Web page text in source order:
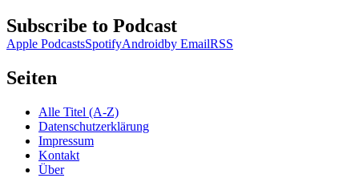
Subscribe to Podcast
Apple PodcastsSpotifyAndroidby EmailRSS
Seiten
Alle Titel (A-Z)
Datenschutzerklärung
Impressum
Kontakt
Über